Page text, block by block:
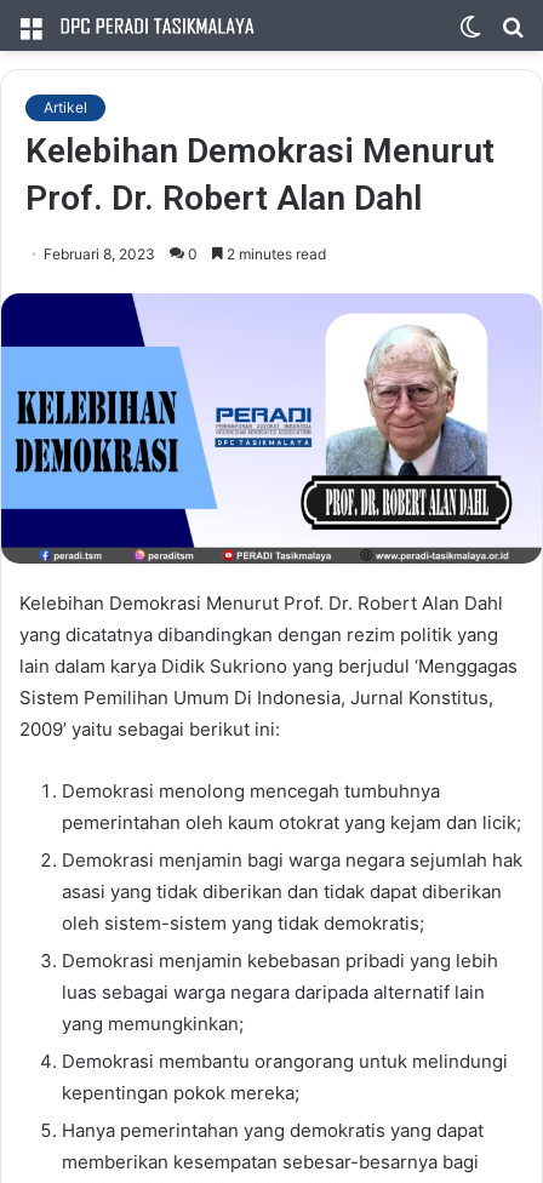
Menu
Switch
Artikel
Kelebihan Demokrasi Menurut
Prof. Dr. Robert Alan Dahl
Februari 8, 2023 0 2 minutes read
Kelebihan Demokrasi Menurut Prof. Dr. Robert Alan Dahl
yang dicatatnya dibandingkan dengan rezim politik yang
lain dalam karya Didik Sukriono yang berjudul ‘Menggagas
Sistem Pemilihan Umum Di Indonesia, Jurnal Konstitus,
2009’ yaitu sebagai berikut ini:
Demokrasi menolong mencegah tumbuhnya
pemerintahan oleh kaum otokrat yang kejam dan licik;
Demokrasi menjamin bagi warga negara sejumlah hak
asasi yang tidak diberikan dan tidak dapat diberikan
oleh sistem-sistem yang tidak demokratis;
Demokrasi menjamin kebebasan pribadi yang lebih
luas sebagai warga negara daripada alternatif lain
yang memungkinkan;
Demokrasi membantu orangorang untuk melindungi
kepentingan pokok mereka;
Hanya pemerintahan yang demokratis yang dapat
memberikan kesempatan sebesar-besarnya bagi